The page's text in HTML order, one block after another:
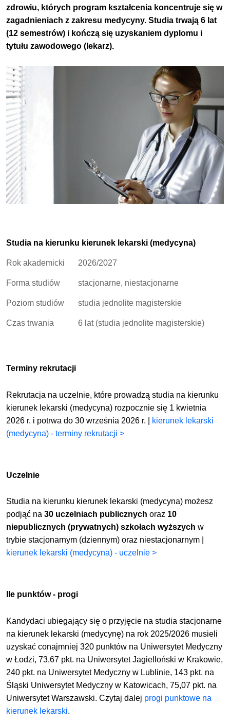
zdrowiu, których program kształcenia koncentruje się w
zagadnieniach z zakresu medycyny. Studia trwają 6 lat
(12 semestrów) i kończą się uzyskaniem dyplomu i
tytułu zawodowego (lekarz).
Studia na kierunku kierunek lekarski (medycyna)
Rok akademicki 2026/2027
Forma studiów stacjonarne, niestacjonarne
Poziom studiów studia jednolite magisterskie
Czas trwania 6 lat (studia jednolite magisterskie)
Terminy rekrutacji
Rekrutacja na uczelnie, które prowadzą studia na kierunku
kierunek lekarski (medycyna) rozpocznie się 1 kwietnia
2026 r. i potrwa do 30 września 2026 r. |
kierunek lekarski
(medycyna) - terminy rekrutacji >
Uczelnie
Studia na kierunku kierunek lekarski (medycyna) możesz
podjąć na30 uczelniach publicznych oraz 10
niepublicznych (prywatnych) szkołach wyższych w
trybie stacjonarnym (dziennym) oraz niestacjonarnym |
kierunek lekarski (medycyna) - uczelnie >
Ile punktów - progi
Kandydaci ubiegający się o przyjęcie na studia stacjonarne
na kierunek lekarski (medycynę) na rok 2025/2026 musieli
uzyskać conajmniej 320 punktów na Uniwersytet Medyczny
w Łodzi, 73,67 pkt. na Uniwersytet Jagielloński w Krakowie,
240 pkt. na Uniwersytet Medyczny w Lublinie, 143 pkt. na
Śląski Uniwersytet Medyczny w Katowicach, 75,07 pkt. na
Uniwersytet Warszawski. Czytaj dalej progi punktowe na
kierunek lekarski.